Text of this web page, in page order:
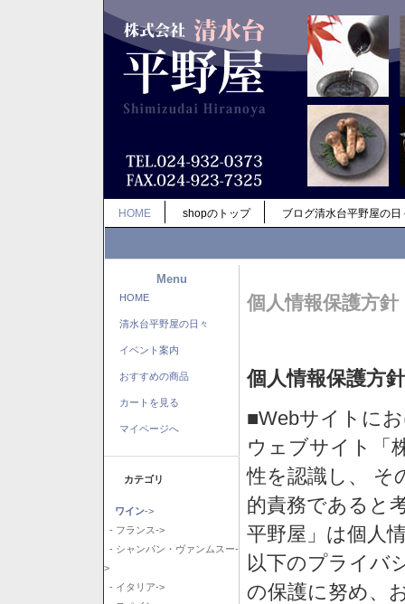
HOME shopのトップ ブログ清水台平野屋の日
Menu
HOME
清水台平野屋の日々
イベント案内
おすすめの商品
カートを見る
マイページへ
カテゴリ
ワイン->
- フランス->
- シャンパン・ヴァンムスー-
>
- イタリア->
個人情報保護方針
個人情報保護方針
■Webサイトに
ウェブサイト「
性を認識し、 そ
的責務であると
平野屋」は個人
以下のプライバ
の保護に努め、